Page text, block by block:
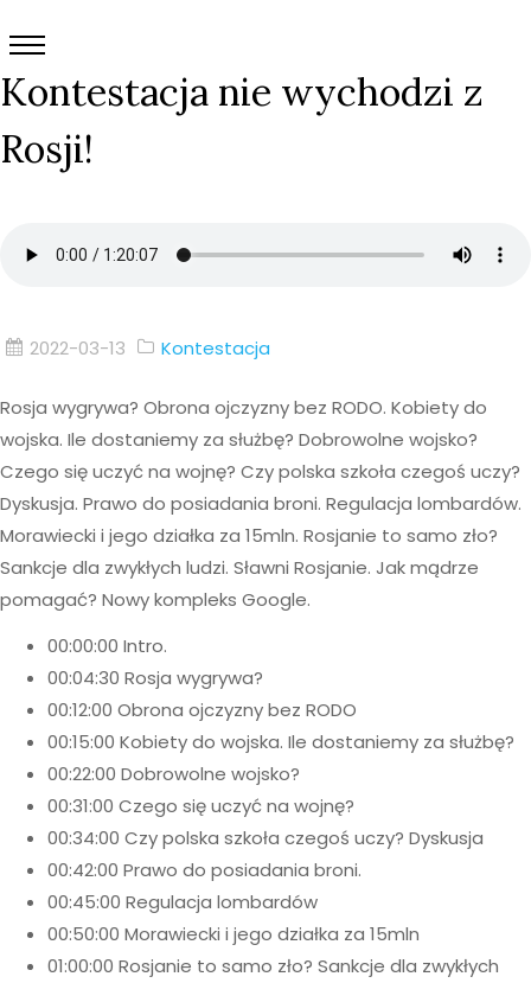
Kontestacja nie wychodzi z
Rosji!
2022-03-13 Kontestacja
Rosja wygrywa? Obrona ojczyzny bez RODO. Kobiety do
wojska. Ile dostaniemy za służbę? Dobrowolne wojsko?
Czego się uczyć na wojnę? Czy polska szkoła czegoś uczy?
Dyskusja. Prawo do posiadania broni. Regulacja lombardów.
Morawiecki i jego działka za 15mln. Rosjanie to samo zło?
Sankcje dla zwykłych ludzi. Sławni Rosjanie. Jak mądrze
pomagać? Nowy kompleks Google.
00:00:00 Intro.
00:04:30 Rosja wygrywa?
00:12:00 Obrona ojczyzny bez RODO
00:15:00 Kobiety do wojska. Ile dostaniemy za służbę?
00:22:00 Dobrowolne wojsko?
00:31:00 Czego się uczyć na wojnę?
00:34:00 Czy polska szkoła czegoś uczy? Dyskusja
00:42:00 Prawo do posiadania broni.
00:45:00 Regulacja lombardów
00:50:00 Morawiecki i jego działka za 15mln
01:00:00 Rosjanie to samo zło? Sankcje dla zwykłych